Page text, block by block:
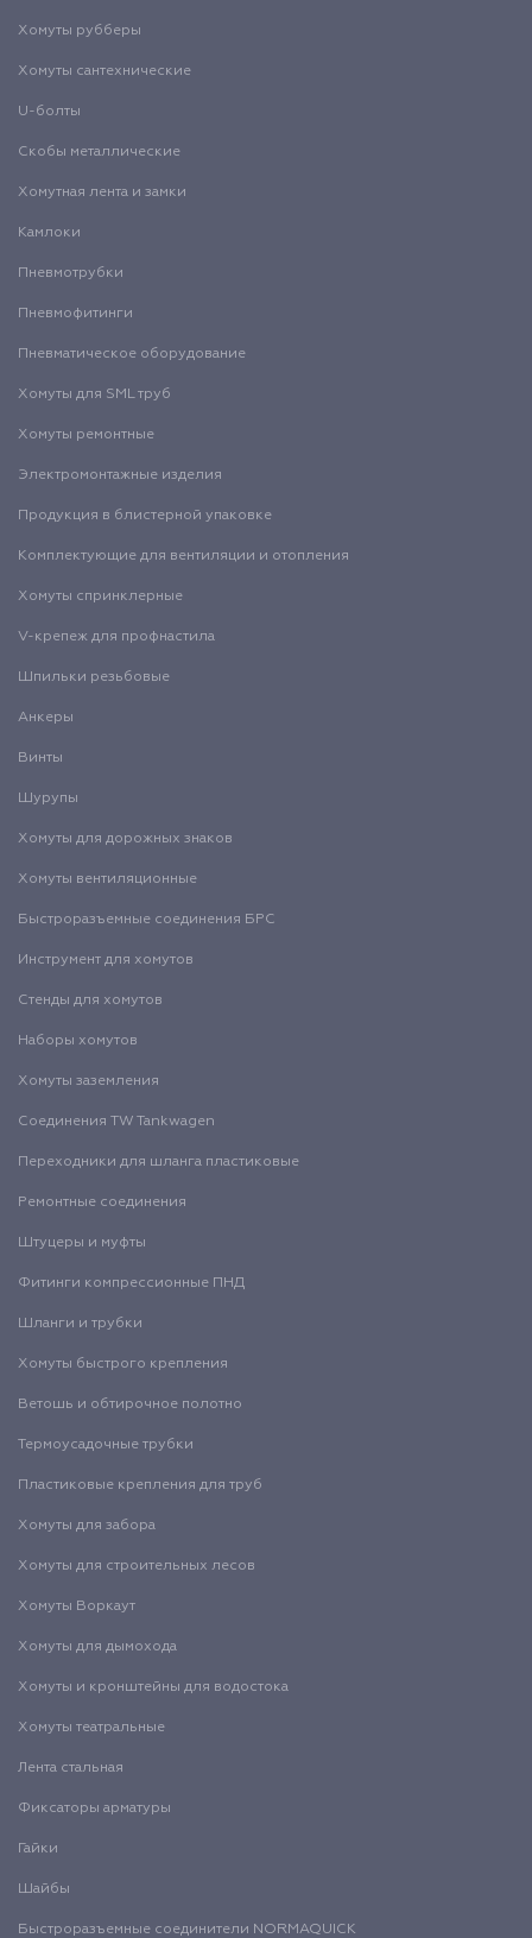
Хомуты рубберы
Хомуты сантехнические
U-болты
Скобы металлические
Хомутная лента и замки
Камлоки
Пневмотрубки
Пневмофитинги
Пневматическое оборудование
Хомуты для SML труб
Хомуты ремонтные
Электромонтажные изделия
Продукция в блистерной упаковке
Комплектующие для вентиляции и отопления
Хомуты спринклерные
V-крепеж для профнастила
Шпильки резьбовые
Анкеры
Винты
Шурупы
Хомуты для дорожных знаков
Хомуты вентиляционные
Быстроразъемные соединения БРС
Инструмент для хомутов
Стенды для хомутов
Наборы хомутов
Хомуты заземления
Соединения TW Tankwagen
Переходники для шланга пластиковые
Ремонтные соединения
Штуцеры и муфты
Фитинги компрессионные ПНД
Шланги и трубки
Хомуты быстрого крепления
Ветошь и обтирочное полотно
Термоусадочные трубки
Пластиковые крепления для труб
Хомуты для забора
Хомуты для строительных лесов
Хомуты Воркаут
Хомуты для дымохода
Хомуты и кронштейны для водостока
Хомуты театральные
Лента стальная
Фиксаторы арматуры
Гайки
Шайбы
Быстроразъемные соединители NORMAQUICK